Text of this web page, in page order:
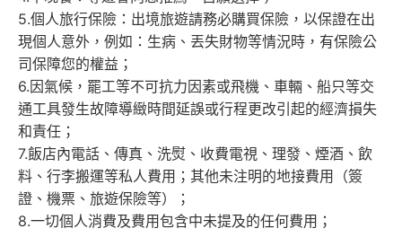
5.個人旅行保險：出境旅遊請務必購買保險，以保證在出
現個人意外，例如：生病、丟失財物等情況時，有保險公
司保障您的權益；
6.因氣候，罷工等不可抗力因素或飛機、車輛、船只等交
通工具發生故障導緻時間延誤或行程更改引起的經濟損失
和責任；
7.飯店內電話、傳真、洗熨、收費電視、理發、煙酒、飲
料、行李搬運等私人費用；其他未注明的地接費用（簽
證、機票、旅遊保險等）；
8.一切個人消費及費用包含中未提及的任何費用；